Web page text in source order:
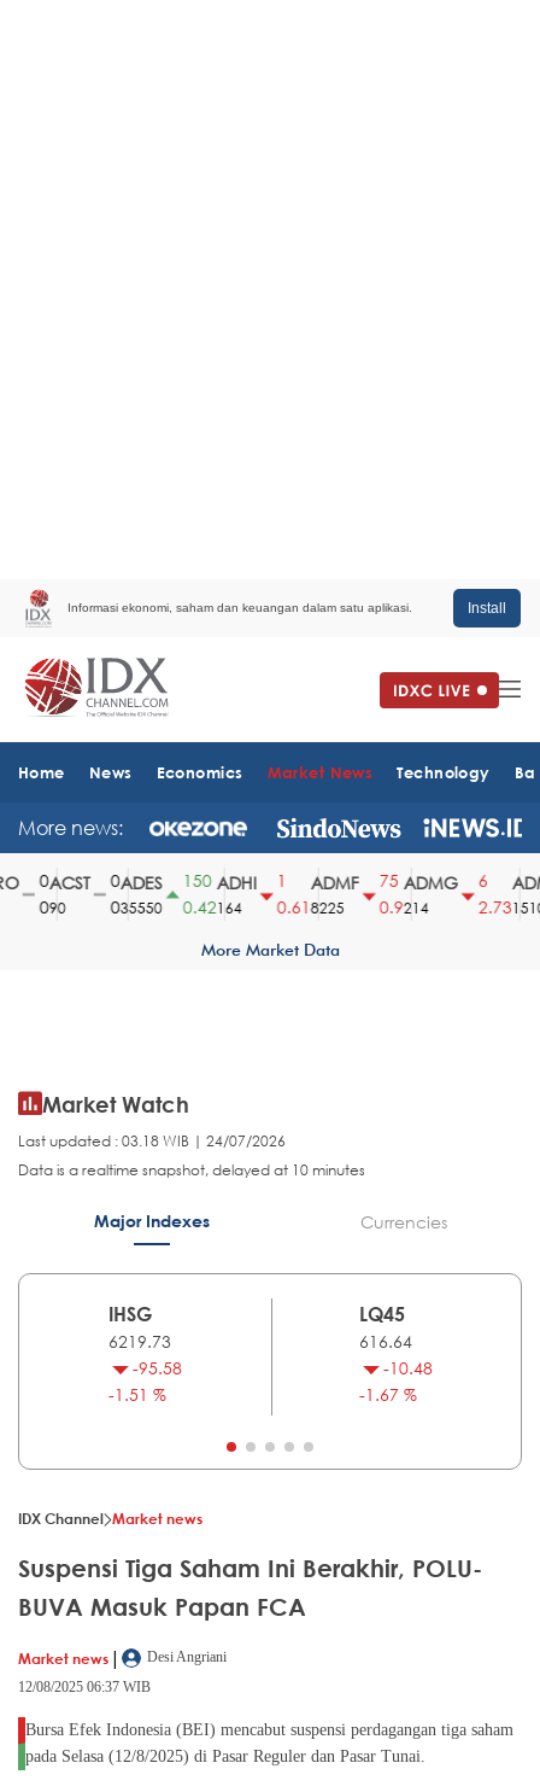
Informasi ekonomi, saham dan keuangan dalam satu aplikasi. Install
Home News Economics Market News Technology
More news:
ACST
90
ADES
35550
150
0.42
ADHI
164
0.61
ADMF
8225
75
0.9
ADMG
214
2.731510
More Market Data
Market Watch
Last updated : 03.18 WIB | 24/07/2026
Data is a realtime snapshot, delayed at 10 minutes
Major Indexes Currencies
IHSG
6219.73
-95.58
-1.51 %
LQ45
616.64
-10.48
-1.67 %
IDX Channel Market news
Suspensi Tiga Saham Ini Berakhir, POLU-
BUVA Masuk Papan FCA
Market news |
Desi Angriani
12/08/2025 06:37 WIB
Bursa Efek Indonesia (BEI) mencabut suspensi perdagangan tiga saham
pada Selasa (12/8/2025) di Pasar Reguler dan Pasar Tunai.